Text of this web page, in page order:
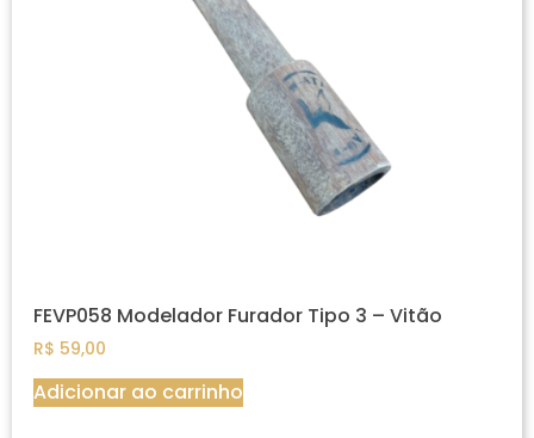
FEVP058 Modelador Furador Tipo 3 – Vitão
R$ 59,00
Adicionar ao carrinho